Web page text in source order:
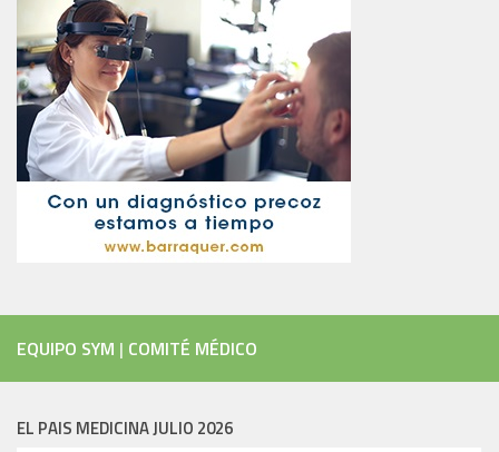
EQUIPO SYM | COMITÉ MÉDICO
EL PAIS MEDICINA JULIO 2026